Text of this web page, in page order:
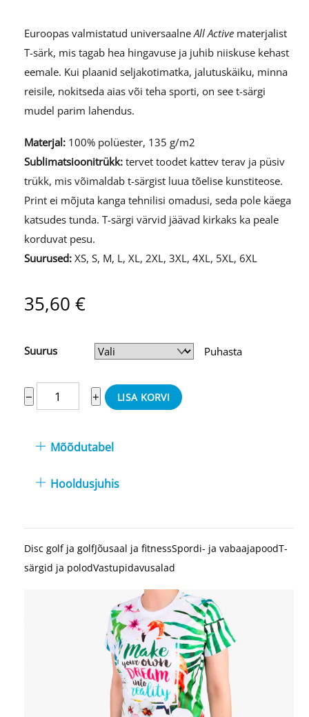
Euroopas valmistatud universaalneAll Active materjalist
T-särk, mis tagab hea hingavuse ja juhib niiskuse kehast
eemale. Kui plaanid seljakotimatka, jalutuskäiku, minna
reisile, nokitseda aias või teha sporti, on see t-särgi
mudel parim lahendus.
Materjal: 100% polüester, 135 g/m2
Sublimatsioonitrükk: tervet toodet kattev terav ja püsiv
trükk, mis võimaldab t-särgist luua tõelise kunstiteose.
Print ei mõjuta kanga tehnilisi omadusi, seda pole käega
katsudes tunda. T-särgi värvid jäävad kirkaks ka peale
korduvat pesu.
Suurused: XS, S, M, L, XL, 2XL, 3XL, 4XL, 5XL, 6XL
35,60€
Suurus Puhasta
−
Naiste
t-
ombre
kogus
+ LISA KORVI
Mõõdutabel
Hooldusjuhis
Disc golf ja golfJõusaal ja fitnessSpordi- ja vabaajapoodT-
särgid ja polodVastupidavusalad